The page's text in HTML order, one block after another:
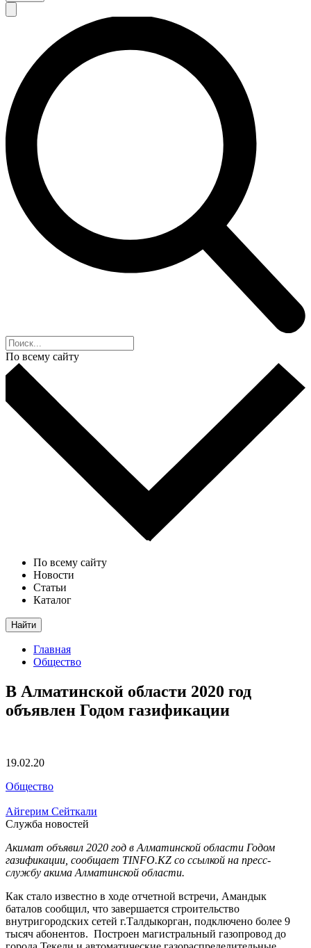
По всему сайту
По всему сайту
Новости
Статьи
Каталог
Найти
Главная
Общество
В Алматинской области 2020 год
объявлен Годом газификации
19.02.20
Общество
Айгерим Сейткали
Служба новостей
Акимат объявил 2020 год в Алматинской области Годом
газификации, сообщает TINFO.KZ со ссылкой на пресс-
службу акима Алматинской области.
Как стало известно в ходе отчетной встречи, Амандык
баталов сообщил, что завершается строительство
внутригородских сетей г.Талдыкорган, подключено более 9
тысяч абонентов. Построен магистральный газопровод до